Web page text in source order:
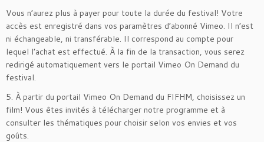
Vous n’aurez plus à payer pour toute la durée du festival! Votre
accès est enregistré dans vos paramètres d’abonné Vimeo. Il n’est
ni échangeable, ni transférable. Il correspond au compte pour
lequel l’achat est effectué. À la fin de la transaction, vous serez
redirigé automatiquement vers le portail Vimeo On Demand du
festival.
5. À partir du portail Vimeo On Demand du FIFHM, choisissez un
film! Vous êtes invités à télécharger notre programme et à
consulter les thématiques pour choisir selon vos envies et vos
goûts.